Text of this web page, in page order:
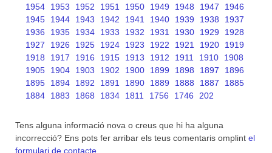
1954
1953 1952 1951 1950 1949 1948 1947
1946
1945
1944 1943 1942 1941 1940 1939 1938
1937
1936
1935 1934 1933 1932 1931 1930 1929
1928
1927
1926 1925 1924 1923 1922 1921 1920
1919
1918
1917 1916 1915 1913 1912 1911 1910
1908
1905
1904 1903 1902 1900 1899 1898 1897
1896
1895
1894 1892 1891 1890 1889 1888 1887
1885
1884
1883 1868 1834 1811 1756 1746 202
Tens alguna informació nova o creus que hi ha alguna
incorrecció? Ens pots fer arribar els teus comentaris omplint el
formulari de contacte.